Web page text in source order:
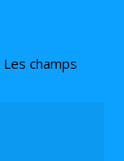
Les champs